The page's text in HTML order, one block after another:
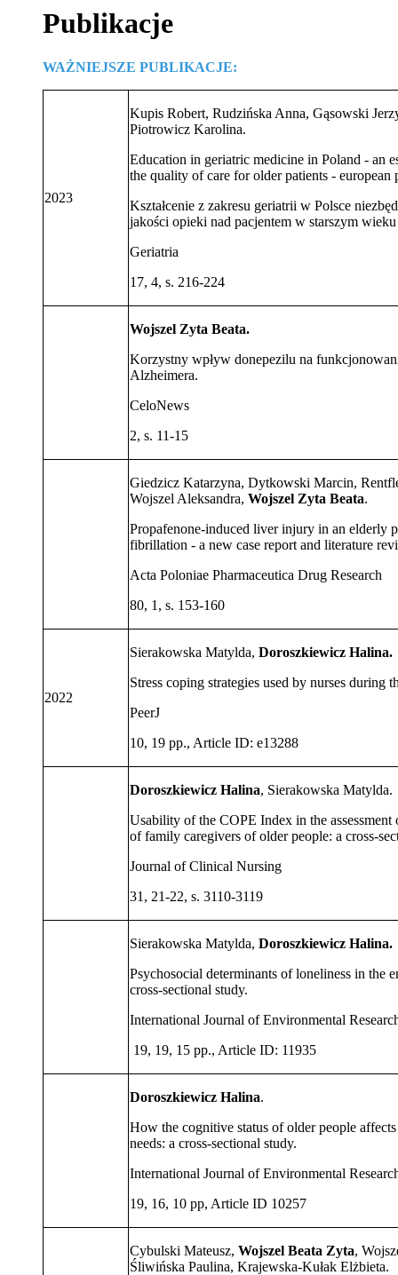
Publikacje
WAŻNIEJSZE PUBLIKACJE:
2023
Kupis Robert, Rudzińska Anna, Gąsowski
Piotrowicz Karolina.
Education in geriatric medicine in Poland - an
the quality of care for older patients - european
Kształcenie z zakresu geriatrii w Polsce
jakości opieki nad pacjentem w starszym
Geriatria
17, 4, s. 216-224
Wojszel Zyta Beata.
Korzystny wpływ donepezilu na
Alzheimera.
CeloNews
2, s. 11-15
Giedzicz Katarzyna, Dytkowski Marcin,
Wojszel Aleksandra, Wojszel Zyta Beata.
Propafenone-induced liver injury in an elderly
fibrillation - a new case report and literature
Acta Poloniae Pharmaceutica Drug Research
80, 1, s. 153-160
2022
Sierakowska Matylda, Doroszkiewicz Halina.
Stress coping strategies used by nurses during
PeerJ
10, 19 pp., Article ID: e13288
Doroszkiewicz Halina, Sierakowska Matylda.
Usability of the COPE Index in the
of family caregivers of older people: a cross-
Journal of Clinical Nursing
31, 21-22, s. 3110-3119
Sierakowska Matylda, Doroszkiewicz Halina.
Psychosocial determinants of loneliness in the
cross-sectional study.
International Journal of Environmental
19, 19, 15 pp., Article ID: 11935
Doroszkiewicz Halina.
How the cognitive status of older people
needs: a cross-sectional study.
International Journal of Environmental
19, 16, 10 pp, Article ID 10257
Cybulski Mateusz, Wojszel Beata Zyta,
Śliwińska Paulina, Krajewska-Kułak Elżbieta.